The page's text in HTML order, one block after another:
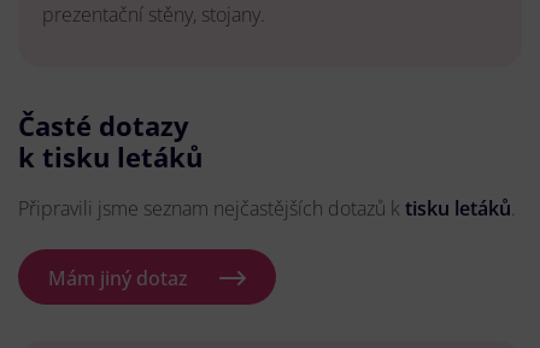
prezentační stěny, stojany.
Časté dotazy
k tisku letáků
Připravili jsme seznam nejčastějších dotazů k tisku letáků.
Mám jiný dotaz